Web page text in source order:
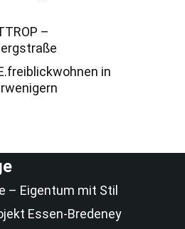
–
in
– Eigentum mit Stil
Essen-Bredeney